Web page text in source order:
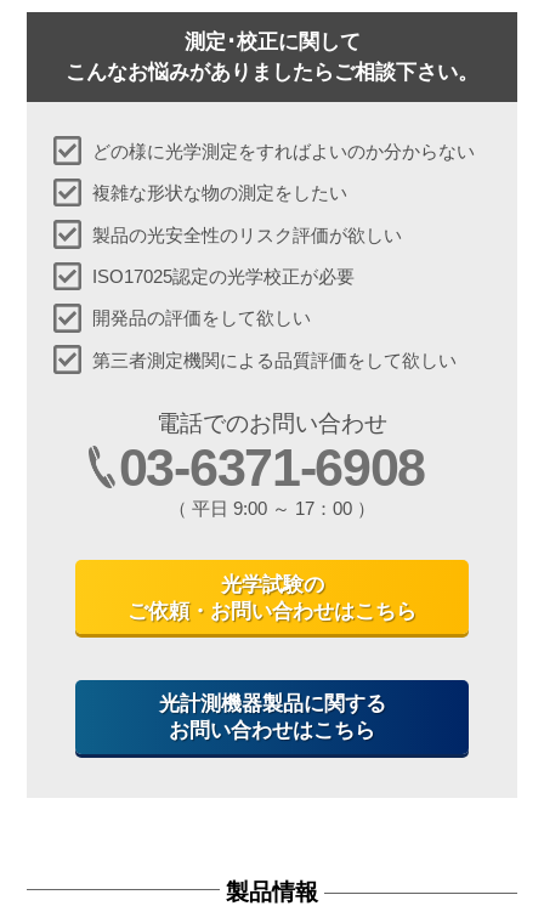
測定･校正に関して
こんなお悩みがありましたらご相談下さい。
どの様に光学測定をすればよいのか分からない
複雑な形状な物の測定をしたい
製品の光安全性のリスク評価が欲しい
ISO17025認定の光学校正が必要
開発品の評価をして欲しい
第三者測定機関による品質評価をして欲しい
電話でのお問い合わせ
03-6371-6908
（ 平日 9:00 ～ 17：00 ）
光学試験の
ご依頼・お問い合わせはこちら
光計測機器製品に関する
お問い合わせはこちら
製品情報